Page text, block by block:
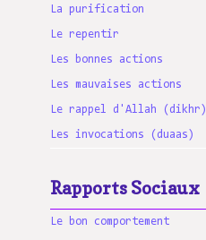
La purification
Le repentir
Les bonnes actions
Les mauvaises actions
Le rappel d'Allah (dikhr)
Les invocations (duaas)
Rapports Sociaux
Le bon comportement